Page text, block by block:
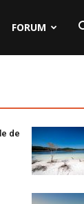
FORUM
de